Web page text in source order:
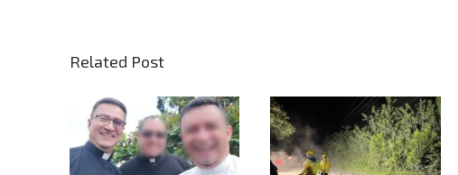
Related Post